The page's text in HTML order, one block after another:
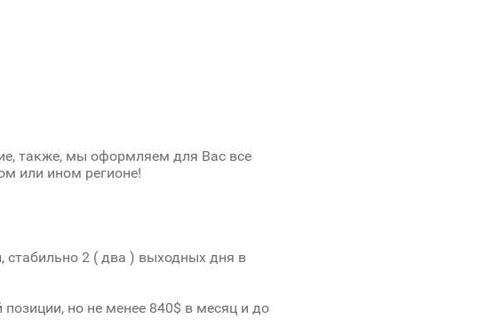
также, мы оформляем для Вас все
или ином регионе!
2 ( два ) выходных дня в
но не менее 840$ в месяц и до